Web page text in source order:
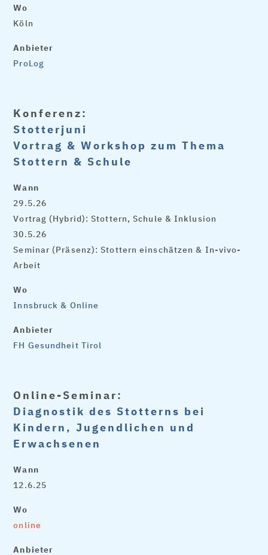
Wo
Köln
Anbieter
ProLog
Konferenz:
Stotterjuni
Vortrag & Workshop zum Thema
Stottern & Schule
Wann
29.5.26
Vortrag (Hybrid): Stottern, Schule & Inklusion
30.5.26
Seminar (Präsenz): Stottern einschätzen & In-vivo-
Arbeit
Wo
Innsbruck & Online
Anbieter
FH Gesundheit Tirol
Online-Seminar:
Diagnostik des Stotterns bei
Kindern, Jugendlichen und
Erwachsenen
Wann
12.6.25
Wo
online
Anbieter